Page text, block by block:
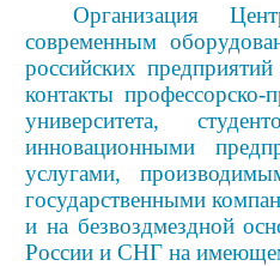
Организация
современным
российских
контакты профессорско-
университета,
инновационными
услугами,
государственными
и на безвоздмездной
России и СНГ на